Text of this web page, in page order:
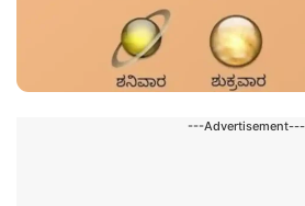
---Advertisement---